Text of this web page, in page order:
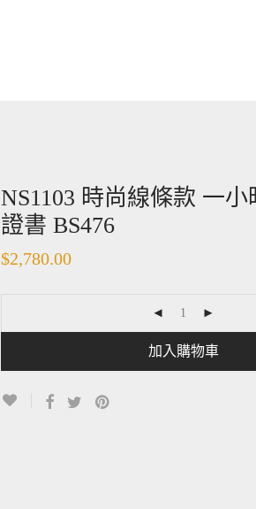
NS1103 時尚線條款 一
證書 BS476
$2,780.00
加入購物車